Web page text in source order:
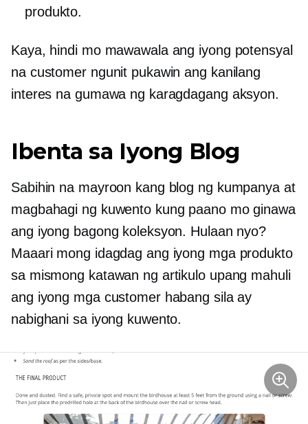
produkto.
Kaya, hindi mo mawawala ang iyong potensyal
na customer ngunit pukawin ang kanilang
interes na gumawa ng karagdagang aksyon.
Ibenta sa Iyong Blog
Sabihin na mayroon kang blog ng kumpanya at
magbahagi ng kuwento kung paano mo ginawa
ang iyong bagong koleksyon. Hulaan nyo?
Maaari mong idagdag ang iyong mga produkto
sa mismong katawan ng artikulo upang mahuli
ang iyong mga customer habang sila ay
nabighani sa iyong kuwento.